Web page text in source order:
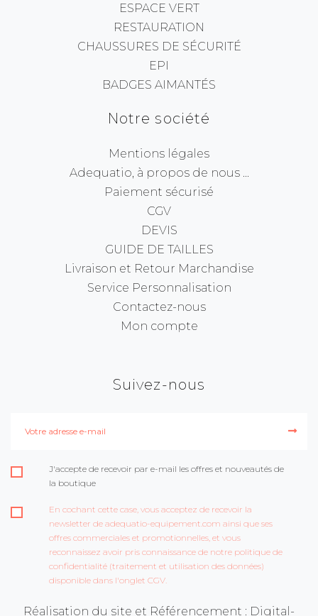
ESPACE VERT
RESTAURATION
CHAUSSURES DE SÉCURITÉ
EPI
BADGES AIMANTÉS
Notre société
Mentions légales
Adequatio, à propos de nous ...
Paiement sécurisé
CGV
DEVIS
GUIDE DE TAILLES
Livraison et Retour Marchandise
Service Personnalisation
Contactez-nous
Mon compte
Suivez-nous
J'accepte de recevoir par e-mail les offres et nouveautés de
la boutique
En cochant cette case, vous acceptez de recevoir la
newsletter de adequatio-equipement.com ainsi que ses
offres commerciales et promotionnelles, et vous
reconnaissez avoir pris connaissance de notre politique de
confidentialité (traitement et utilisation des données)
disponible dans l'onglet CGV.
Réalisation du site et Référencement : Digital-